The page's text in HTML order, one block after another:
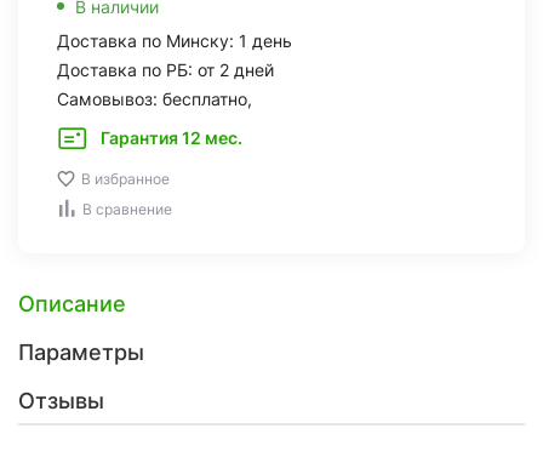
В наличии
Доставка по Минску: 1 день
Доставка по РБ: от 2 дней
Самовывоз: бесплатно,
Гарантия 12 мес.
В избранное
В сравнение
Описание
Параметры
Отзывы